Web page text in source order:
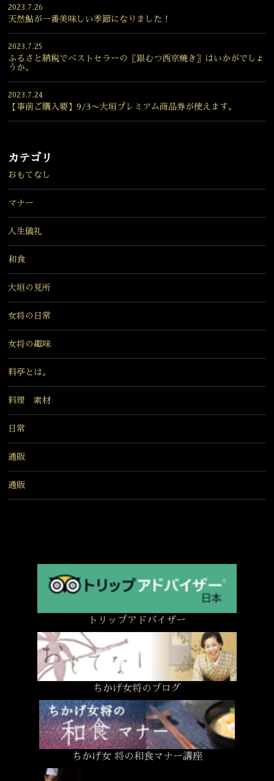
2023.7.26
天然鮎が一番美味しい季節になりました！
2023.7.25
ふるさと納税でベストセラーの〖銀むつ西京焼き〗はいかがでしょ
うか。
2023.7.24
【事前ご購入要】9/3〜大垣プレミアム商品券が使えます。
カテゴリ
おもてなし
マナー
人生儀礼
和食
大垣の見所
女将の日常
女将の趣味
料亭とは。
料理 素材
日常
通販
通販
トリップアドバイザー
ちかげ女将のブログ
ちかげ女 将の和食マナー講座